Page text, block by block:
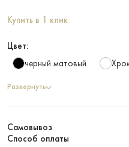
Купить в 1 клик
Цвет:
черный матовый
Развернуть
Самовывоз
Способ оплаты